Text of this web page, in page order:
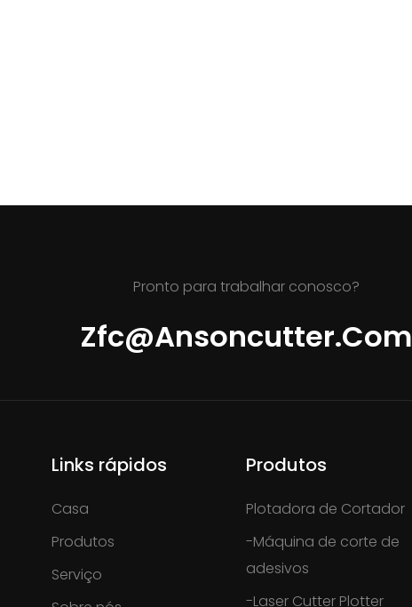
Pronto para trabalhar conosco?
Zfc@ansoncutter.com
Links rápidos
Casa
Produtos
Serviço
Produtos
Plotadora de Cortador
-Máquina de corte de
adesivos
-Laser Cutter Plotter